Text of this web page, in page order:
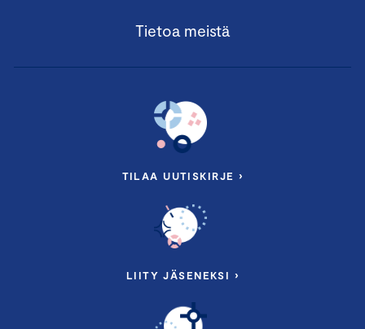
Tietoa meistä
TILAA UUTISKIRJE ›
LIITY JÄSENEKSI ›